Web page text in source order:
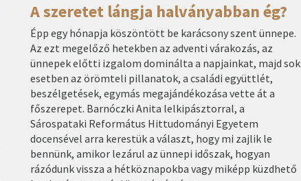
A szeretet lángja halványabban ég?
Épp egy hónapja köszöntött be karácsony szent ünnepe.
Az ezt megelőző hetekben az adventi várakozás, az
ünnepek előtti izgalom dominálta a napjainkat, majd sok
esetben az örömteli pillanatok, a családi együttlét,
beszélgetések, egymás megajándékozása vette át a
főszerepet. Barnóczki Anita lelkipásztorral, a
Sárospataki Református Hittudományi Egyetem
docensével arra kerestük a választ, hogy mi zajlik le
bennünk, amikor lezárul az ünnepi időszak, hogyan
rázódunk vissza a hétköznapokba vagy miképp küzdhető